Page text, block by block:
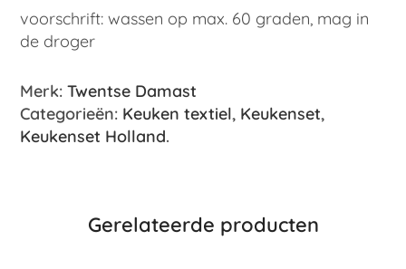
voorschrift: wassen op max. 60 graden, mag in
de droger
Merk:Twentse Damast
Categorieën: Keuken textiel, Keukenset,
Keukenset Holland.
Gerelateerde producten